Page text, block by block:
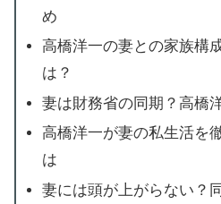
め
高橋洋一の妻との家族構
は？
妻は財務省の同期？高橋
高橋洋一が妻の私生活を
は
妻には頭が上がらない？